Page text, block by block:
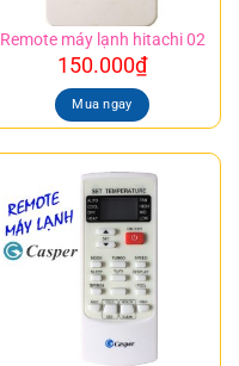
Remote máy lạnh hitachi 02
150.000₫
Mua ngay